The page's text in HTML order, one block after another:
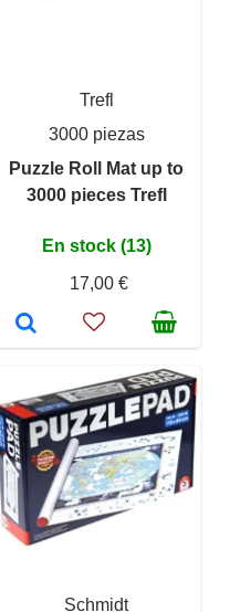
Trefl
3000 piezas
Puzzle Roll Mat up to
3000 pieces Trefl
En stock (13)
17,00 €
Schmidt